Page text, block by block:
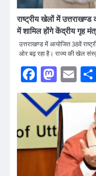
राष्ट्रीय खेलों में
में शामिल होंगे केंद्रीय गृह
उत्तराखण्ड में आयोजित 38वें
ओर बढ़ रहा है। राज्य की खेल
Facebook